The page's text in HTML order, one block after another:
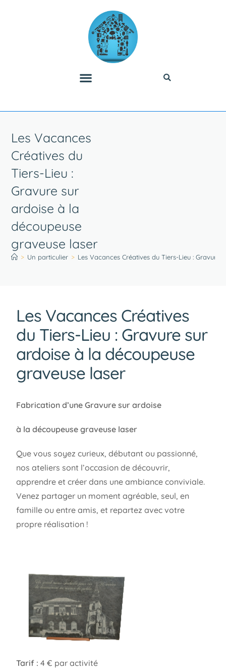
Les Vacances
Créatives du
Tiers-Lieu :
Gravure sur
ardoise à la
découpeuse
graveuse laser
> Un particulier > Les Vacances Créatives du Tiers-Lieu :
Les Vacances Créatives
du Tiers-Lieu : Gravure sur
ardoise à la découpeuse
graveuse laser
Fabrication d’une Gravure sur ardoise
à la découpeuse graveuse laser
Que vous soyez curieux, débutant ou passionné,
nos ateliers sont l’occasion de découvrir,
apprendre et créer dans une ambiance conviviale.
Venez partager un moment agréable, seul, en
famille ou entre amis, et repartez avec votre
propre réalisation !
Tarif : 4 € par activité